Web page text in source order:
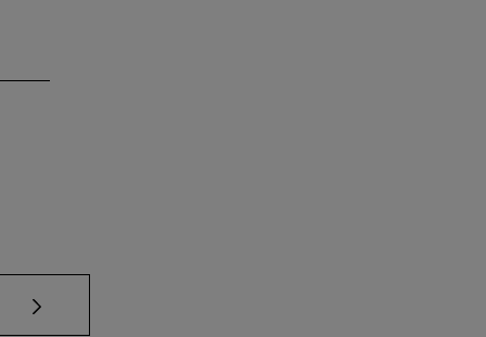
TAB para desplazarse.